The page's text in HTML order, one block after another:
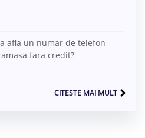
afla un numar de telefon
fara credit?
CITESTE MAI MULT